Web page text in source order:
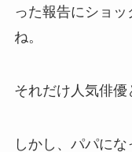
った報告にショ
ね。
それだけ人気俳優
しかし、パパに